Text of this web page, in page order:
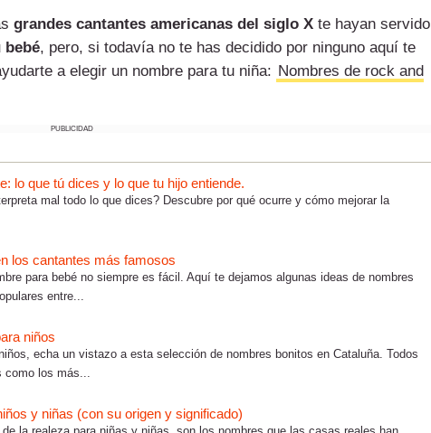
grandes cantantes americanas del siglo X te hayan servido
bebé, pero, si todavía no te has decidido por ninguno aquí te
a elegir un nombre para tu niña: Nombres de rock and
PUBLICIDAD
lo que tú dices y lo que tu hijo entiende.
mal todo lo que dices? Descubre por qué ocurre y cómo mejorar la
los cantantes más famosos
para bebé no siempre es fácil. Aquí te dejamos algunas ideas de nombres
entre...
niños
echa un vistazo a esta selección de nombres bonitos en Cataluña. Todos
los más...
y niñas (con su origen y significado)